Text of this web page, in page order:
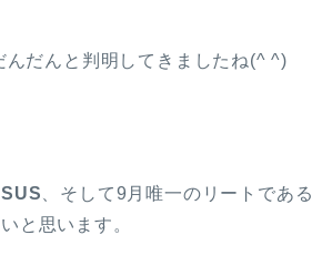
だんと判明してきましたね(^ ^)
SUS 、そして9月唯一のリートである
と思います。